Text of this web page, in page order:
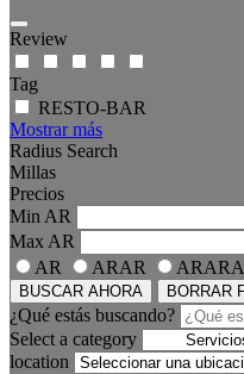
Review
Tag
RESTO-BAR
Mostrar más
Radius Search
Millas
Precios
Min AR
Max AR
AR
ARAR
BUSCAR AHORA BORRAR
¿Qué estás buscando?
Select a category
location